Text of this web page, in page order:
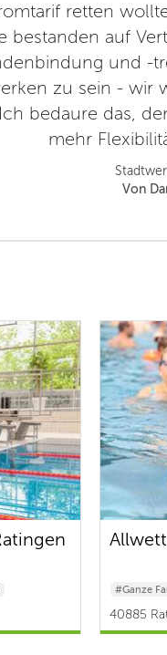
retten
bestanden auf
und -
zu sein - wir
bedaure das,
mehr
Von
#Ganze
#Baby &
40885